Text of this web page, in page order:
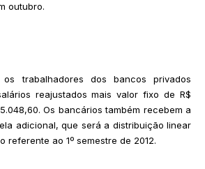
outubro.
os trabalhadores dos bancos privados
reajustados mais valor fixo de R$
Os bancários também recebem a
adicional, que será a distribuição linear
referente ao 1º semestre de 2012.